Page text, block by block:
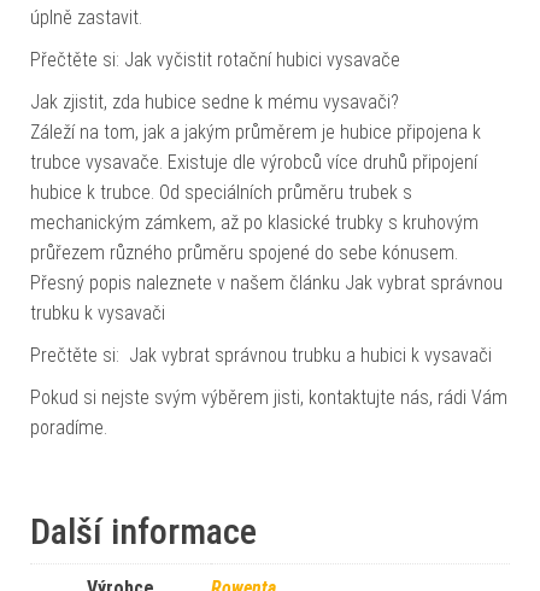
úplně zastavit.
Přečtěte si: Jak vyčistit rotační hubici vysavače
Jak zjistit, zda hubice sedne k mému vysavači?
Záleží na tom, jak a jakým průměrem je hubice připojena k
trubce vysavače. Existuje dle výrobců více druhů připojení
hubice k trubce. Od speciálních průměru trubek s
mechanickým zámkem, až po klasické trubky s kruhovým
průřezem různého průměru spojené do sebe kónusem.
Přesný popis naleznete v našem článku Jak vybrat správnou
trubku k vysavači
Prečtěte si: Jak vybrat správnou trubku a hubici k vysavači
Pokud si nejste svým výběrem jisti, kontaktujte nás, rádi Vám
poradíme.
Další informace